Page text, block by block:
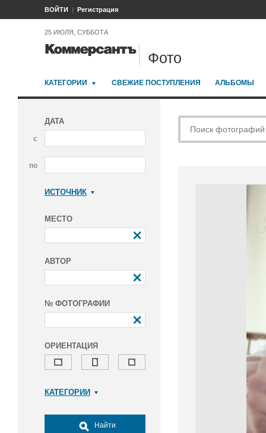
ВОЙТИ Регистрация
25 ИЮЛЯ, СУББОТА
Фото
КАТЕГОРИИ СВЕЖИЕ ПОСТУПЛЕНИЯ АЛЬБОМЫ
ДАТА
с
по
ИСТОЧНИК
МЕСТО
АВТОР
№ ФОТОГРАФИИ
ОРИЕНТАЦИЯ
КАТЕГОРИИ
Досуг, туризм и отдых
Найти